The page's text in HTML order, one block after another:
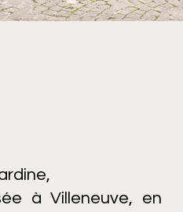
à Villeneuve, en